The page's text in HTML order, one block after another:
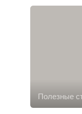
Полезные